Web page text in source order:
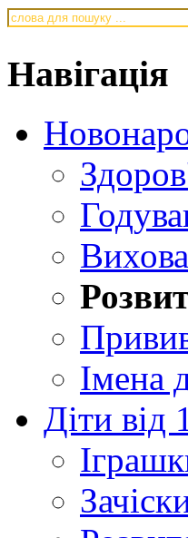
Навігація
Імена
Діти від